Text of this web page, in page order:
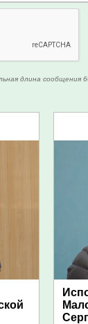
длина сообщения